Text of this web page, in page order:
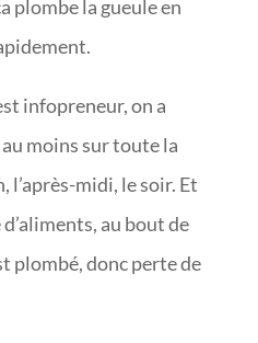
plombe la gueule en
infopreneur, on a
moins sur toute la
l’après-midi, le soir. Et
au bout de
plombé, donc perte de